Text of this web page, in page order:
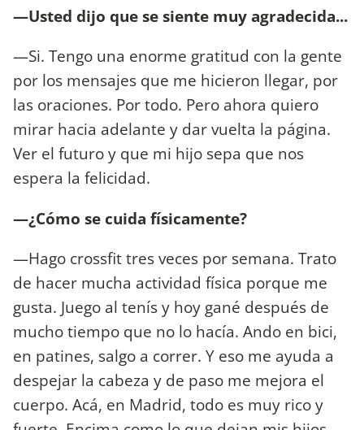
—Usted dijo que se siente muy agradecida...
—Si. Tengo una enorme gratitud con la gente
por los mensajes que me hicieron llegar, por
las oraciones. Por todo. Pero ahora quiero
mirar hacia adelante y dar vuelta la página.
Ver el futuro y que mi hijo sepa que nos
espera la felicidad.
—¿Cómo se cuida físicamente?
—Hago crossfit tres veces por semana. Trato
de hacer mucha actividad física porque me
gusta. Juego al tenís y hoy gané después de
mucho tiempo que no lo hacía. Ando en bici,
en patines, salgo a correr. Y eso me ayuda a
despejar la cabeza y de paso me mejora el
cuerpo. Acá, en Madrid, todo es muy rico y